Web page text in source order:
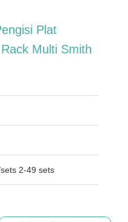
Plat
Multi Smith
2-49 sets